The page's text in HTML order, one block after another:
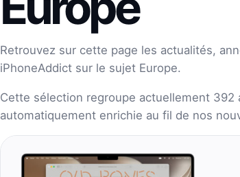
Retrouvez sur cette page les actualités,
iPhoneAddict sur le sujet Europe.
Cette sélection regroupe actuellement
automatiquement enrichie au fil de nos